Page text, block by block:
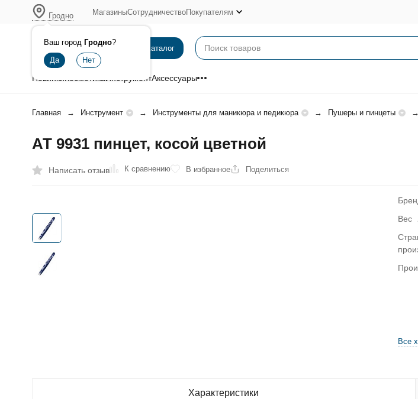
Гродно
Ваш город Гродно?
МагазиныСотрудничествоПокупателям
Каталог
НовинкиКосметикаИнструментАксессуары
Главная Инструмент Инструменты для маникюра и педикюра Пушеры и пинцеты
АТ 9931 пинцет, косой цветной
Написать отзыв К сравнению В избранное Поделиться
Вес
Все
Характеристики